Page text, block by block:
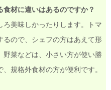
材に違いはあるのですか？
ろ美味しかったりします。トマ
るので、シェフの方はあえて形
菜などは、小さい方が使い勝
規格外食材の方が便利です。